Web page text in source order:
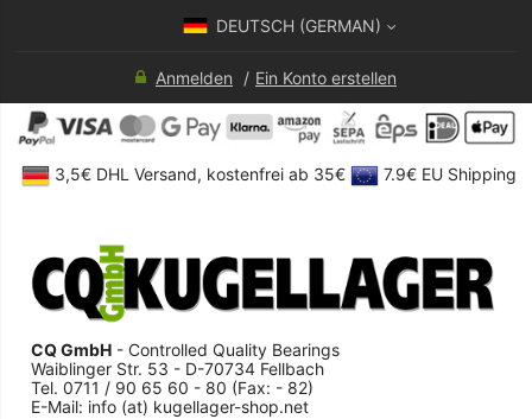
DEUTSCH (GERMAN)
Anmelden Ein Konto erstellen
3,5€ DHL Versand, kostenfrei ab 35€ 7.9€ EU Shipping
CQ GmbH - Controlled Quality Bearings
Waiblinger Str. 53 - D-70734 Fellbach
Tel. 0711 / 90 65 60 - 80 (Fax: - 82)
E-Mail: info (at) kugellager-shop.net